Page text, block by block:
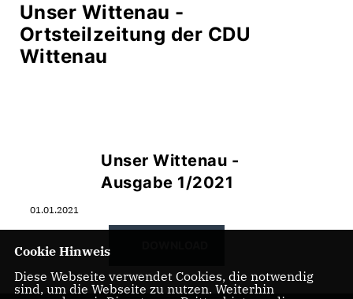
Unser Wittenau -
Ortsteilzeitung der CDU
Wittenau
01.01.2021
Unser Wittenau -
Ausgabe 1/2021
Cookie Hinweis
Diese Webseite verwendet Cookies, die notwendig
sind, um die Webseite zu nutzen. Weiterhin